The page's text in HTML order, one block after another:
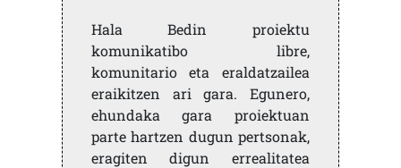
Hala Bedin proiektu
komunikatibo libre,
komunitario eta eraldatzailea
eraikitzen ari gara. Egunero,
ehundaka gara proiektuan
parte hartzen dugun pertsonak,
eragiten digun errealitatea